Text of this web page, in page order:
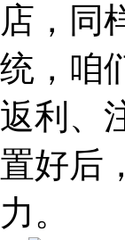
店，同
统，咱
返利、
置好后
力。